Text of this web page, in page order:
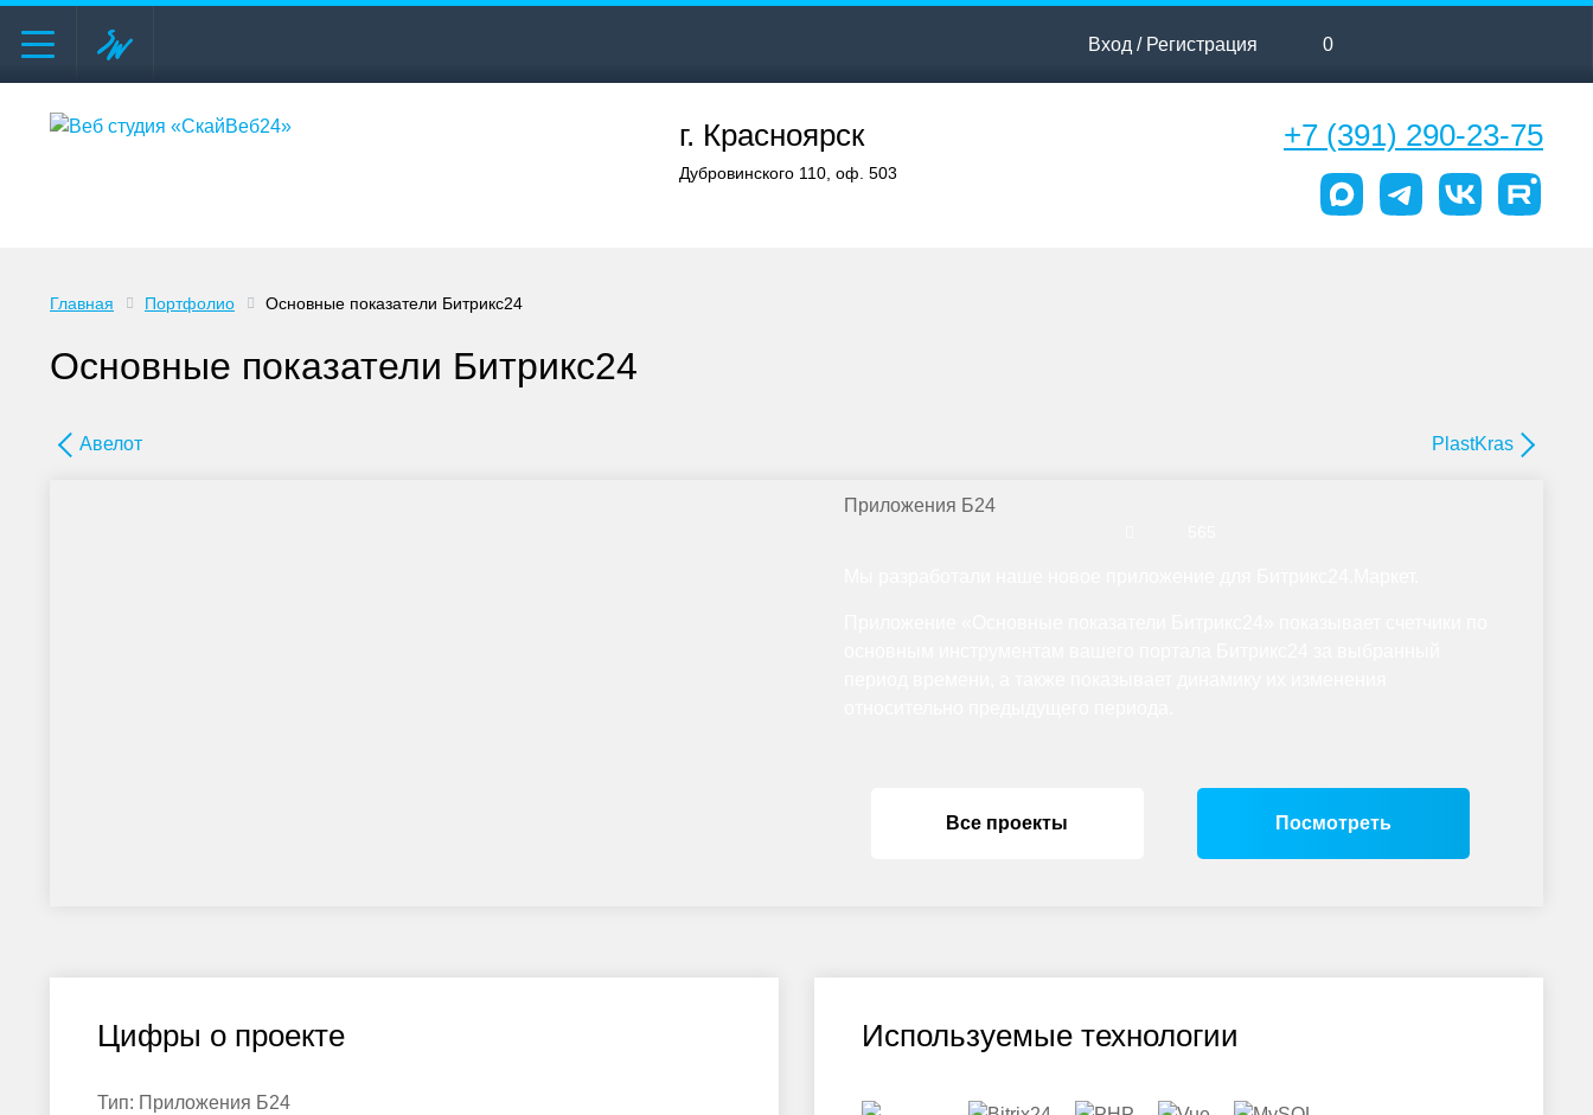
Вход / Регистрация 0
г. Красноярск
Дубровинского 110, оф. 503
+7 (391) 290-23-75
Главная Портфолио Основные показатели Битрикс24
Основные показатели Битрикс24
Авелот PlastKras
Приложения Б24
Все проекты Посмотреть
Цифры о проекте
Тип: Приложения Б24
Используемые технологии